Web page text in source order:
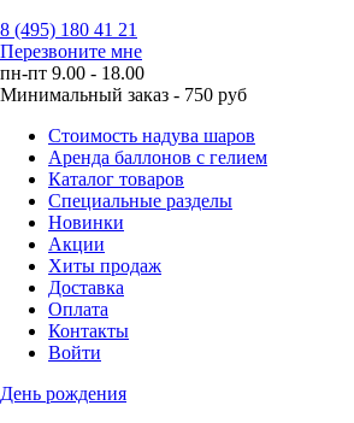
8 (495) 180 41 21
Перезвоните мне
пн-пт 9.00 - 18.00
Минимальный заказ - 750 руб
Стоимость надува шаров
Аренда баллонов с гелием
Каталог товаров
Специальные разделы
Новинки
Акции
Хиты продаж
Доставка
Оплата
Контакты
Войти
День рождения